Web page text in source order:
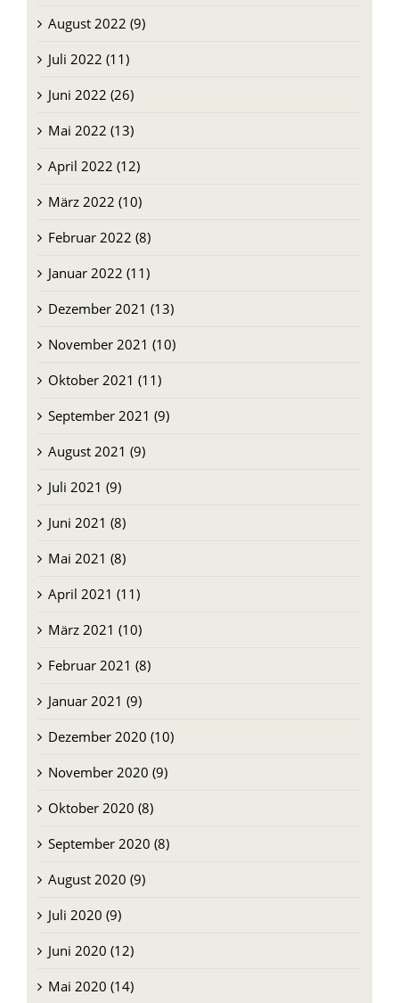
September 2022 (9)
August 2022 (9)
Juli 2022 (11)
Juni 2022 (26)
Mai 2022 (13)
April 2022 (12)
März 2022 (10)
Februar 2022 (8)
Januar 2022 (11)
Dezember 2021 (13)
November 2021 (10)
Oktober 2021 (11)
September 2021 (9)
August 2021 (9)
Juli 2021 (9)
Juni 2021 (8)
Mai 2021 (8)
April 2021 (11)
März 2021 (10)
Februar 2021 (8)
Januar 2021 (9)
Dezember 2020 (10)
November 2020 (9)
Oktober 2020 (8)
September 2020 (8)
August 2020 (9)
Juli 2020 (9)
Juni 2020 (12)